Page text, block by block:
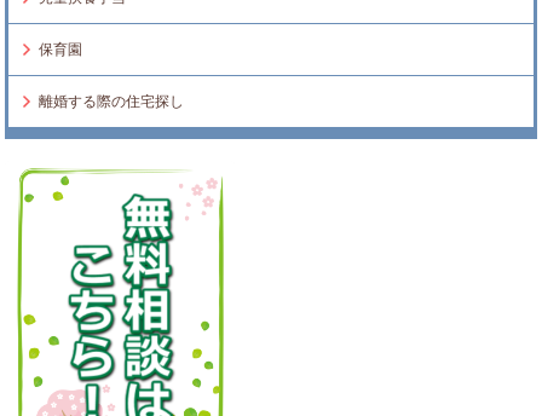
保育園
離婚する際の住宅探し